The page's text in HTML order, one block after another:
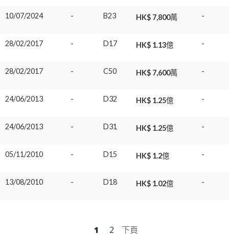
10/07/2024 - B23 HK$ 7,800萬 -
28/02/2017 - D17 HK$ 1.13億 -
28/02/2017 - C50 HK$ 7,600萬 -
24/06/2013 - D32 HK$ 1.25億 -
24/06/2013 - D31 HK$ 1.25億 -
05/11/2010 - D15 HK$ 1.2億 -
13/08/2010 - D18 HK$ 1.02億 -
1 2 下頁